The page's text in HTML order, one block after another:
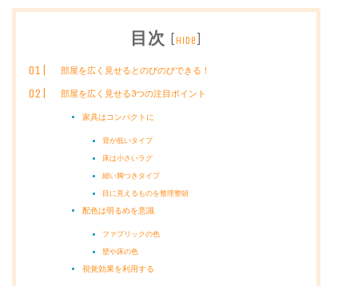
目次 [hide]
部屋を広く見せるとのびのびできる！
部屋を広く見せる3つの注目ポイント
家具はコンパクトに
背が低いタイプ
床は小さいラグ
細い脚つきタイプ
目に見えるものを整理整頓
配色は明るめを意識
ファブリックの色
壁や床の色
視覚効果を利用する